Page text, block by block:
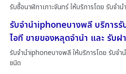
รับซื้อนาฬิกาเกาะจันทร์ ให้บริการโดย รับจํา
รับจำนำiphoneบางพลี บริการ
ไอที ขายของหลุดจำนำ และ รับ
รับจำนำiphoneบางพลี ให้บริการโดย รับจํ
ชนิด